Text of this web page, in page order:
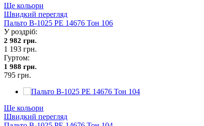
Ще кольори
Швидкий перегляд
Пальто В-1025 PE 14676 Тон 106
У роздріб:
2 982 грн.
1 193 грн.
Гуртом:
1 988 грн.
795 грн.
Ще кольори
Швидкий перегляд